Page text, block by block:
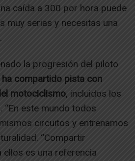
caída a 300 por hora puede
muy serias y necesitas una
la progresión del piloto
ha compartido pista con
motociclismo, incluidos los
“En este mundo todos
circuitos y entrenamos
“Compartir
es una referencia